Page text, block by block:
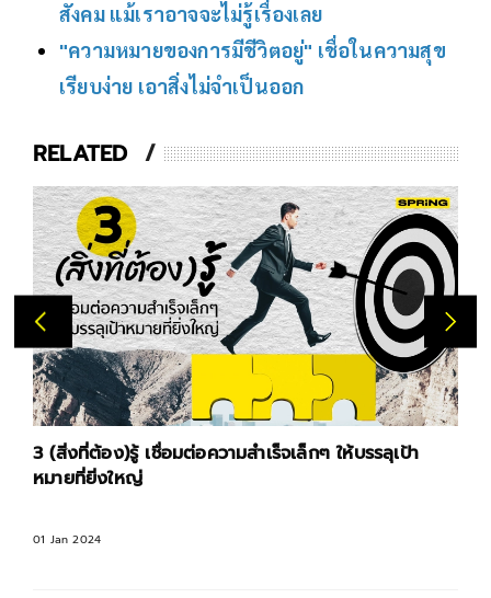
สังคม แม้เราอาจจะไม่รู้เรื่องเลย
"ความหมายของการมีชีวิตอยู่" เชื่อในความสุข
เรียบง่าย เอาสิ่งไม่จำเป็นออก
RELATED
3 (สิ่งที่ต้อง)รู้ เชื่อมต่อความสำเร็จเล็กๆ ให้บรรลุเป้า
หมายที่ยิ่งใหญ่
01 Jan 2024